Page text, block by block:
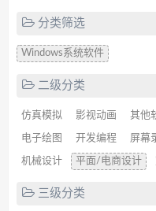
分类筛选
Windows系统软件
二级分类
仿真模拟 影视动画 其他
电子绘图 开发编程 屏幕
机械设计 平面/电商设计
三级分类